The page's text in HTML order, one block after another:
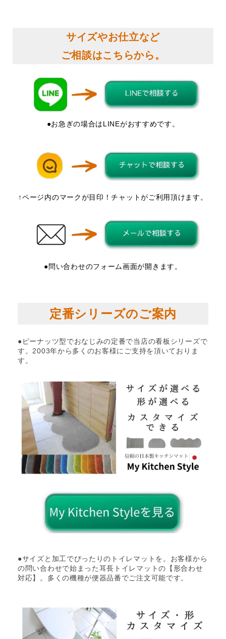
サイズやお仕立など
ご相談はこちらから。
●お急ぎの場合はLINEがおすすめです。
↑ページ内のマークが目印！チャットがご利用頂けます。
●問い合わせのフォーム画面が開きます。
定番シリーズのご案内
●ピーナッツ型でおなじみの定番で当店の看板シリーズで
す。2003年から多くのお客様にご支持を頂いておりま
す。
●サイズと加工でぴったりのトイレマットを。お客様から
の問い合わせで始まった耳長トイレマットの【形合わせ
対応】。多くの機種が便器品番でご注文可能です。